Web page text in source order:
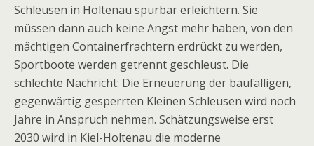
Schleusen in Holtenau spürbar erleichtern. Sie
müssen dann auch keine Angst mehr haben, von den
mächtigen Containerfrachtern erdrückt zu werden,
Sportboote werden getrennt geschleust. Die
schlechte Nachricht: Die Erneuerung der baufälligen,
gegenwärtig gesperrten Kleinen Schleusen wird noch
Jahre in Anspruch nehmen. Schätzungsweise erst
2030 wird in Kiel-Holtenau die moderne